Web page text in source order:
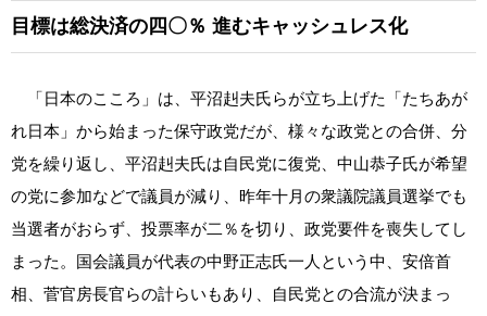
目標は総決済の四〇％ 進むキャッシュレス化
「日本のこころ」は、平沼赳夫氏らが立ち上げた「たちあが
れ日本」から始まった保守政党だが、様々な政党との合併、分
党を繰り返し、平沼赳夫氏は自民党に復党、中山恭子氏が希望
の党に参加などで議員が減り、昨年十月の衆議院議員選挙でも
当選者がおらず、投票率が二％を切り、政党要件を喪失してし
まった。国会議員が代表の中野正志氏一人という中、安倍首
相、菅官房長官らの計らいもあり、自民党との合流が決まっ